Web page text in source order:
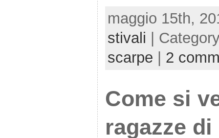
maggio 15th,
stivali |
scarpe
2
Come si
ragazze